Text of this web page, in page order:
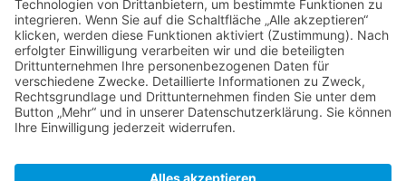
Partner
* Alle Preise inkl. gesetzl. Mehrwertsteuer, inkl. Versandkosten